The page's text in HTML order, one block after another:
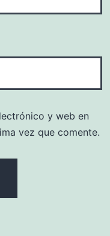
y web en
vez que comente.